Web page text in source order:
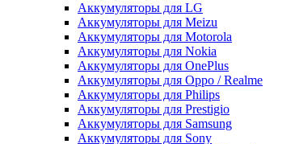
Аккумуляторы для LG
Аккумуляторы для Meizu
Аккумуляторы для Motorola
Аккумуляторы для Nokia
Аккумуляторы для OnePlus
Аккумуляторы для Oppo / Realme
Аккумуляторы для Philips
Аккумуляторы для Prestigio
Аккумуляторы для Samsung
Аккумуляторы для Sony